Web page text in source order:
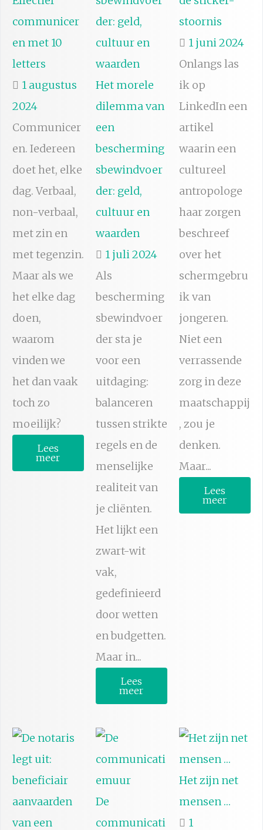
communicer
en met 10
letters
1 augustus
2024
Communicer
en. Iedereen
doet het, elke
dag. Verbaal,
non-verbaal,
met zin en
met tegenzin.
Maar als we
het elke dag
doen,
waarom
vinden we
het dan vaak
toch zo
moeilijk?
Lees
meer
Het morele
dilemma van
een
bescherming
sbewindvoer
der: geld,
cultuur en
waarden
1 juli 2024
Als
bescherming
sbewindvoer
der sta je
voor een
uitdaging:
balanceren
tussen strikte
regels en de
menselijke
realiteit van
je cliënten.
Het lijkt een
zwart-wit
vak,
gedefinieerd
door wetten
en budgetten.
Maar in...
Lees
meer
stoornis
1 juni 2024
Onlangs las
ik op
LinkedIn een
artikel
waarin een
cultureel
antropologe
haar zorgen
beschreef
over het
schermgebru
ik van
jongeren.
Niet een
verrassende
zorg in deze
maatschappij
, zou je
denken.
Maar...
Lees
meer
De
communicati
Het zijn net
mensen …
1